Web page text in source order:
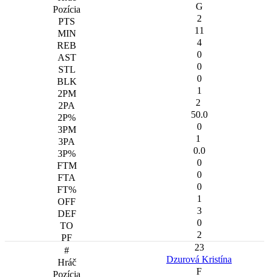
G
2
11
4
0
0
0
1
2
50.0
0
1
0.0
0
0
0
1
3
0
2
23
Dzurová Kristína
F